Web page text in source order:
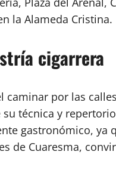
la Alameda Cristina.
cigarrera
caminar por las
técnica y
gastronómico, ya
de Cuaresma,